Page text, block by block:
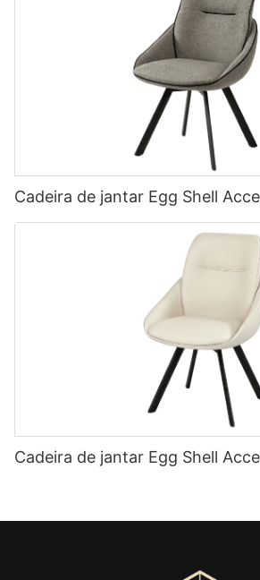
Cadeira de jantar Egg Shell
Cadeira de jantar Egg Shell